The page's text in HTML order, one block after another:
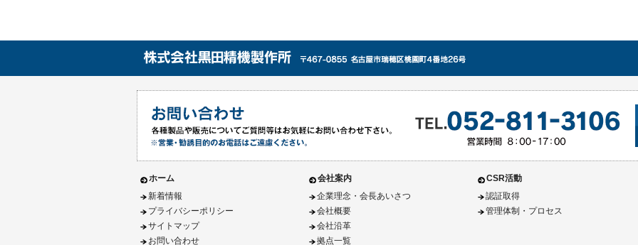
ホーム
新着情報
プライバシーポリシー
サイトマップ
お問い合わせ
会社案内
企業理念・会長あいさつ
会社概要
会社沿革
拠点一覧
CSR活動
認証取得
管理体制・プロセス